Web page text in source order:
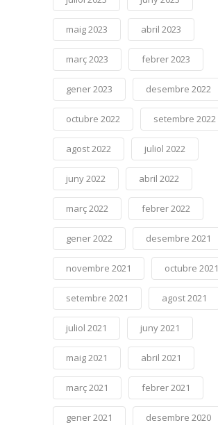
maig 2023 abril 2023
març 2023 febrer 2023
gener 2023 desembre 2022
octubre 2022 setembre 2022
agost 2022 juliol 2022
juny 2022 abril 2022
març 2022 febrer 2022
gener 2022 desembre 2021
novembre 2021 octubre 2021
setembre 2021 agost 2021
juliol 2021 juny 2021
maig 2021 abril 2021
març 2021 febrer 2021
gener 2021 desembre 2020